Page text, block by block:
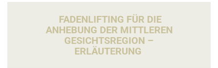
FADENLIFTING FÜR DIE
ANHEBUNG DER MITTLEREN
GESICHTSREGION –
ERLÄUTERUNG